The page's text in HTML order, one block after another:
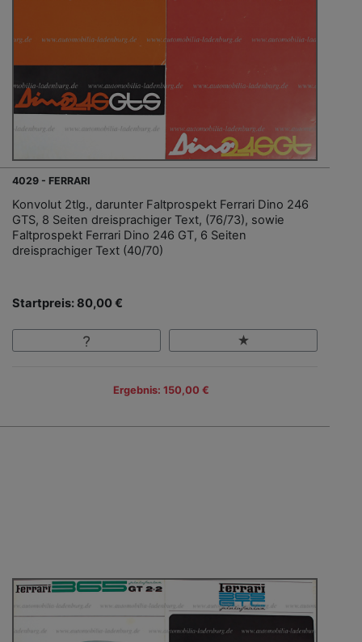
4029 - FERRARI
Konvolut 2tlg., darunter Faltprospekt Ferrari Dino 246
GTS, 8 Seiten dreisprachiger Text, (76/73), sowie
Faltprospekt Ferrari Dino 246 GT, 6 Seiten
dreisprachiger Text (40/70)
Startpreis: 80,00 €
Ergebnis: 150,00 €